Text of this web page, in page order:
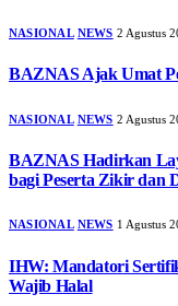
NASIONAL NEWS 2 Agustus
BAZNAS Ajak Umat
NASIONAL NEWS 2 Agustus
BAZNAS Hadirkan
bagi Peserta Zikir dan
NASIONAL NEWS 1 Agustus
IHW: Mandatori
Wajib Halal